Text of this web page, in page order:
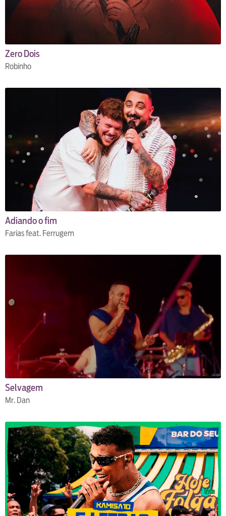
Zero Dois
Robinho
Adiando o fim
Farias feat. Ferrugem
Selvagem
Mr. Dan